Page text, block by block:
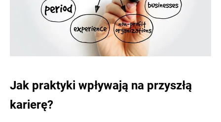
Jak praktyki wpływają na przyszłą
karierę?